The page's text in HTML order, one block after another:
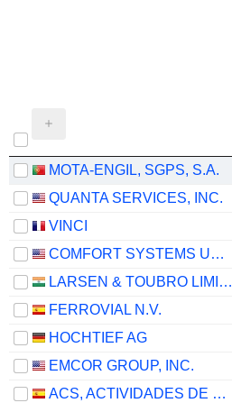
MOTA-ENGIL, SGPS, S.A.
QUANTA SERVICES, INC.
VINCI
COMFORT SYSTEMS USA, INC.
LARSEN & TOUBRO LIMITED
FERROVIAL N.V.
HOCHTIEF AG
EMCOR GROUP, INC.
ACS, ACTIVIDADES DE CONSTRUCCIÓN Y SERVICIOS, S.A.